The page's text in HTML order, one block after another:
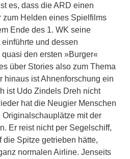
es, dass die ARD einen
zum Helden eines Spielfilms
Ende des 1. WK seine
und dessen
den ersten »Burger«
über Stories also zum Thema
hinaus ist Ahnenforschung ein
ist Udo Zindels Dreh nicht
hat die Neugier Menschen
mit der
Er reist nicht per Segelschiff,
die Spitze getrieben hätte,
normalen Airline. Jenseits